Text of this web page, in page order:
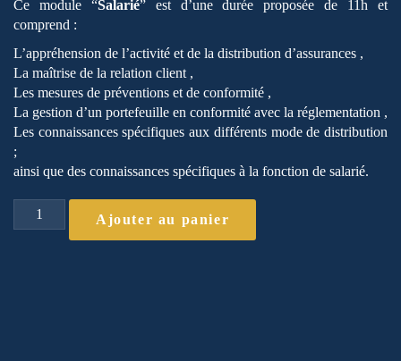
Ce module “Salarié” est d’une durée proposée de 11h et
comprend :
L’appréhension de l’activité et de la distribution d’assurances ,
La maîtrise de la relation client ,
Les mesures de préventions et de conformité ,
La gestion d’un portefeuille en conformité avec la réglementation ,
Les connaissances spécifiques aux différents mode de distribution
;
ainsi que des connaissances spécifiques à la fonction de salarié.
quantité
de
Ajouter au panier